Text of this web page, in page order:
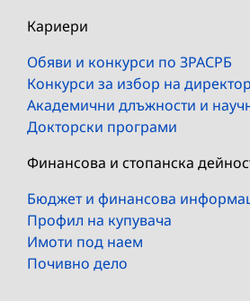
Кариери
Обяви и конкурси по ЗРАСРБ
Конкурси за избор на
Академични длъжности и
Докторски програми
Финансова и стопанска
Бюджет и финансова
Профил на купувача
Имоти под наем
Почивно дело